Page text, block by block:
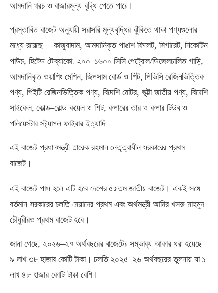
আমদানি খরচ ও বাজারমূল্য বৃদ্ধি পেতে পারে।
প্রস্তাবিত বাজেট অনুযায়ী সরাসরি মূল্যবৃদ্ধির ঝুঁকিতে থাকা পণ্যগুলোর
মধ্যে রয়েছে— কাজুবাদাম, আমদানিকৃত পাঙাশ ফিলেট, সিগারেট, নিকোটিন
পাউচ, হিটেড টোব্যাকো, ২০০–১৬০০ সিসি পেট্রোল/ডিজেলচালিত গাড়ি,
আমদানিকৃত ওয়াশিং মেশিন, জিপসাম বোর্ড ও শিট, পিভিসি রেজিনভিত্তিক
পণ্য, পিইটি রেজিনভিত্তিক পণ্য, বিদেশি মোটর, ভুট্টা জাতীয় পণ্য, বিদেশি
সাইকেল, কোল্ড–রোল্ড কয়েল ও শিট, কপারের তার ও কপার টিউব ও
পলিয়েস্টার স্ট্যাপল ফাইবার ইত্যাদি।
এই বাজেট প্রধানমন্ত্রী তারেক রহমান নেতৃত্বাধীন সরকারের প্রথম
বাজেট।
এই বাজেট পাস হলে এটি হবে দেশের ৫৫তম জাতীয় বাজেট। একই সঙ্গে
বর্তমান সরকারের চলতি মেয়াদের প্রথম এবং অর্থমন্ত্রী আমির খসরু মাহমুদ
চৌধুরীরও প্রথম বাজেট হবে।
জানা গেছে, ২০২৬–২৭ অর্থবছরের বাজেটের সম্ভাব্য আকার ধরা হয়েছে
৯ লাখ ৩৮ হাজার কোটি টাকা। চলতি ২০২৫–২৬ অর্থবছরের তুলনায় যা ১
লাখ ৪৮ হাজার কোটি টাকা বেশি।